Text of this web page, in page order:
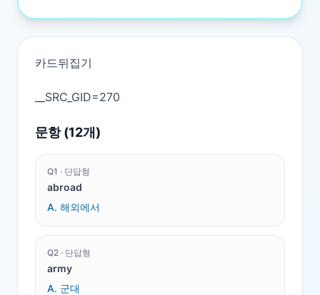
카드뒤집기
문항 (12개)
Q1 · 단답형
abroad
A. 해외에서
Q2 · 단답형
army
A. 군대